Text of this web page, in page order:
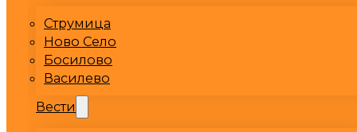
Струмица
Ново Село
Босилово
Василево
Вести